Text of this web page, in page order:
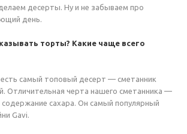
десерты. Ну и не забываем про
день.
торты? Какие чаще всего
самый топовый десерт — сметанник
Отличительная черта нашего сметанника —
содержание сахара. Он самый популярный
Gavi.